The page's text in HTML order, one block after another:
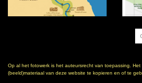
Op al het fotowerk is het auteursrecht van toepassing.
(beeld)materiaal van deze website te kopieren en of te